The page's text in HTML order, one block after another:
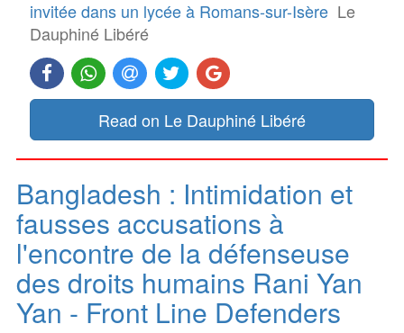
invitée dans un lycée à Romans-sur-Isère Le
Dauphiné Libéré
Read on Le Dauphiné Libéré
Bangladesh : Intimidation et
fausses accusations à
l'encontre de la défenseuse
des droits humains Rani Yan
Yan - Front Line Defenders